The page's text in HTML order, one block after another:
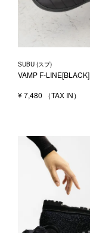
SUBU (スブ)
VAMP F-LINE[BLACK]
¥7,480